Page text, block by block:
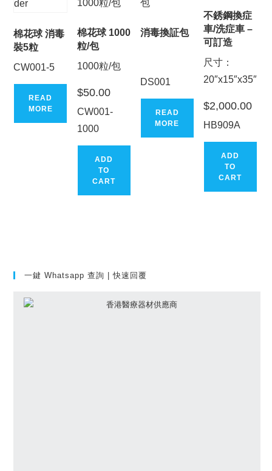
棉花球 消毒
裝5粒
CW001-5
READ
MORE
棉花球 1000
粒/包
1000粒/包
$50.00
CW001-
1000
ADD
TO
CART
消毒換証包
DS001
READ
MORE
不銹鋼換症
車/洗症車 –
可訂造
尺寸：
20″x15″x35″
$2,000.00
HB909A
ADD
TO
CART
一鍵 Whatsapp 查詢 | 快速回覆